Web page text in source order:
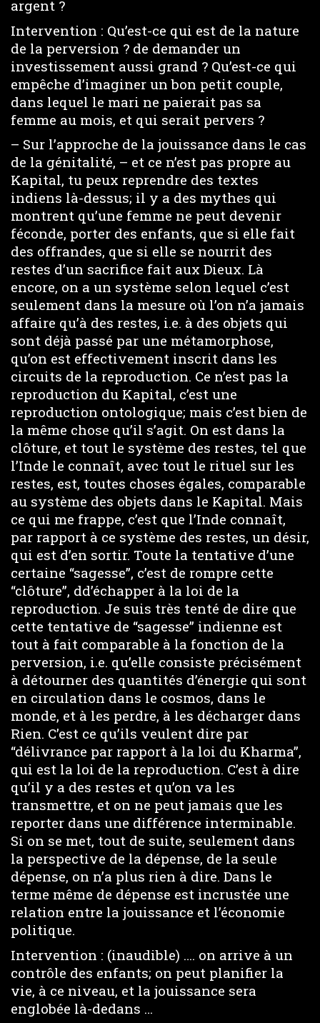
argent ?
Intervention : Qu’est-ce qui est de la nature
de la perversion ? de demander un
investissement aussi grand ? Qu’est-ce qui
empêche d’imaginer un bon petit couple,
dans lequel le mari ne paierait pas sa
femme au mois, et qui serait pervers ?
– Sur l’approche de la jouissance dans le cas
de la génitalité, – et ce n’est pas propre au
Kapital, tu peux reprendre des textes
indiens là-dessus; il y a des mythes qui
montrent qu’une femme ne peut devenir
féconde, porter des enfants, que si elle fait
des offrandes, que si elle se nourrit des
restes d’un sacrifice fait aux Dieux. Là
encore, on a un système selon lequel c’est
seulement dans la mesure où l’on n’a jamais
affaire qu’à des restes, i.e. à des objets qui
sont déjà passé par une métamorphose,
qu’on est effectivement inscrit dans les
circuits de la reproduction. Ce n’est pas la
reproduction du Kapital, c’est une
reproduction ontologique; mais c’est bien de
la même chose qu’il s’agit. On est dans la
clôture, et tout le système des restes, tel que
l’Inde le connaît, avec tout le rituel sur les
restes, est, toutes choses égales, comparable
au système des objets dans le Kapital. Mais
ce qui me frappe, c’est que l’Inde connaît,
par rapport à ce système des restes, un désir,
qui est d’en sortir. Toute la tentative d’une
certaine “sagesse”, c’est de rompre cette
“clôture”, dd’échapper à la loi de la
reproduction. Je suis très tenté de dire que
cette tentative de “sagesse” indienne est
tout à fait comparable à la fonction de la
perversion, i.e. qu’elle consiste précisément
à détourner des quantités d’énergie qui sont
en circulation dans le cosmos, dans le
monde, et à les perdre, à les décharger dans
Rien. C’est ce qu’ils veulent dire par
“délivrance par rapport à la loi du Kharma”,
qui est la loi de la reproduction. C’est à dire
qu’il y a des restes et qu’on va les
transmettre, et on ne peut jamais que les
reporter dans une différence interminable.
Si on se met, tout de suite, seulement dans
la perspective de la dépense, de la seule
dépense, on n’a plus rien à dire. Dans le
terme même de dépense est incrustée une
relation entre la jouissance et l’économie
politique.
Intervention : (inaudible) …. on arrive à un
contrôle des enfants; on peut planifier la
vie, à ce niveau, et la jouissance sera
englobée là-dedans …